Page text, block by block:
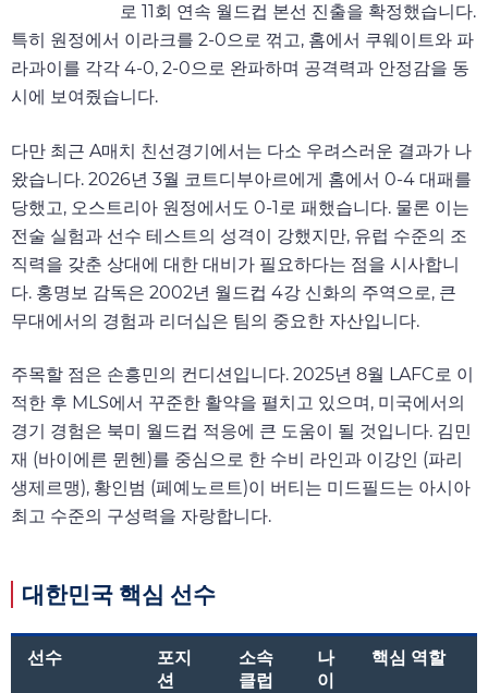
로 11회 연속 월드컵 본선 진출을 확정했습니다.
특히 원정에서 이라크를 2-0으로 꺾고, 홈에서 쿠웨이트와 파
라과이를 각각 4-0, 2-0으로 완파하며 공격력과 안정감을 동
시에 보여줬습니다.
다만 최근 A매치 친선경기에서는 다소 우려스러운 결과가 나
왔습니다. 2026년 3월 코트디부아르에게 홈에서 0-4 대패를
당했고, 오스트리아 원정에서도 0-1로 패했습니다. 물론 이는
전술 실험과 선수 테스트의 성격이 강했지만, 유럽 수준의 조
직력을 갖춘 상대에 대한 대비가 필요하다는 점을 시사합니
다. 홍명보 감독은 2002년 월드컵 4강 신화의 주역으로, 큰
무대에서의 경험과 리더십은 팀의 중요한 자산입니다.
주목할 점은 손흥민의 컨디션입니다. 2025년 8월 LAFC로 이
적한 후 MLS에서 꾸준한 활약을 펼치고 있으며, 미국에서의
경기 경험은 북미 월드컵 적응에 큰 도움이 될 것입니다. 김민
재 (바이에른 뮌헨)를 중심으로 한 수비 라인과 이강인 (파리
생제르맹), 황인범 (페예노르트)이 버티는 미드필드는 아시아
최고 수준의 구성력을 자랑합니다.
대한민국 핵심 선수
선수
포지
션
소속
클럽
나
이
핵심 역할